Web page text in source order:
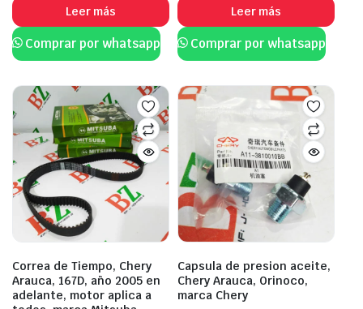
Leer más
Comprar por whatsapp
Leer más
Comprar por whatsapp
Correa de Tiempo, Chery
Arauca, 167D, año 2005 en
adelante, motor aplica a
Capsula de presion aceite,
Chery Arauca, Orinoco,
marca Chery